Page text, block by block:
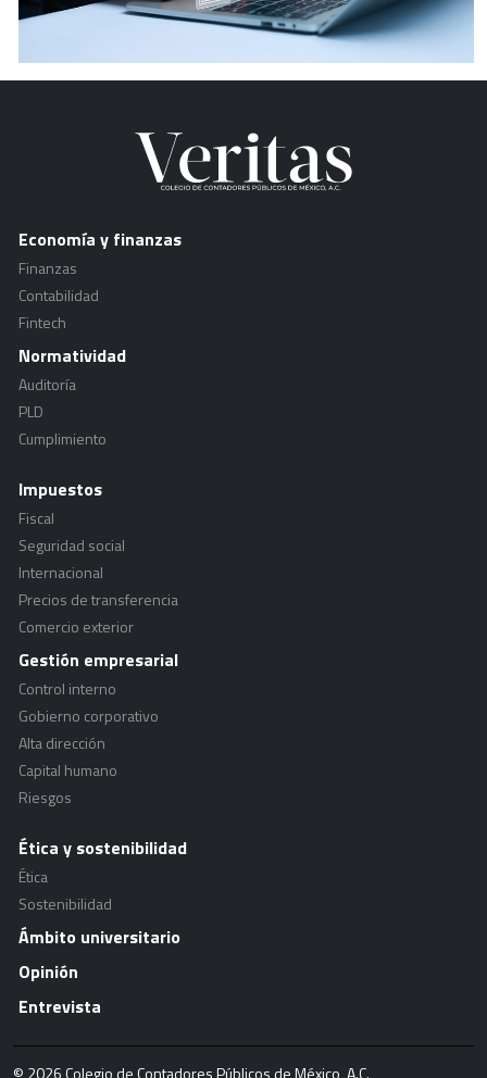
Economía y finanzas
Finanzas
Contabilidad
Fintech
Normatividad
Auditoría
PLD
Cumplimiento
Impuestos
Fiscal
Seguridad social
Internacional
Precios de transferencia
Comercio exterior
Gestión empresarial
Control interno
Gobierno corporativo
Alta dirección
Capital humano
Riesgos
Ética y sostenibilidad
Ética
Sostenibilidad
Ámbito universitario
Opinión
Entrevista
© 2026 Colegio de Contadores Públicos de México, A.C.